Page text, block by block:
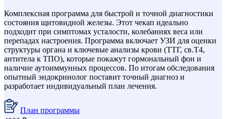
Комплексная программа для быстрой и точной диагностики
состояния щитовидной железы. Этот чекап идеально
подходит при симптомах усталости, колебаниях веса или
перепадах настроения. Программа включает УЗИ для оценки
структуры органа и ключевые анализы крови (ТТГ, св.Т4,
антитела к ТПО), которые покажут гормональный фон и
наличие аутоиммунных процессов. По итогам обследования
опытный эндокринолог поставит точный диагноз и
разработает индивидуальный план лечения.
План программы